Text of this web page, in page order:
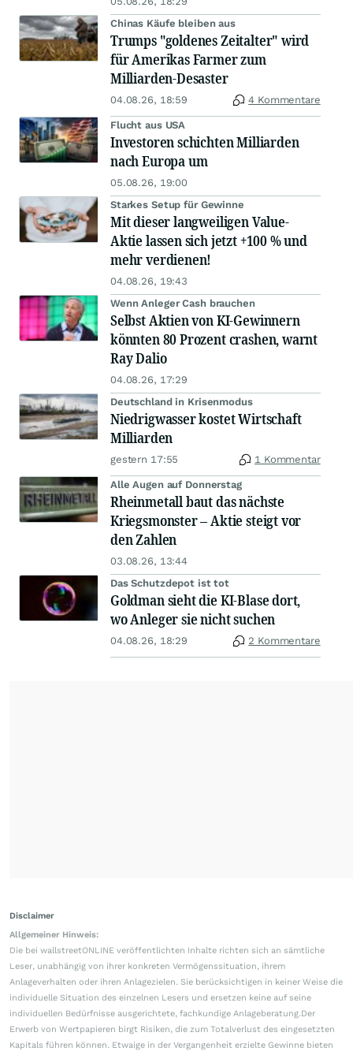
Chinas Käufe bleiben aus
Trumps "goldenes Zeitalter" wird
für Amerikas Farmer zum
Milliarden-Desaster
04.08.26, 18:59 4 Kommentare
Flucht aus USA
Investoren schichten Milliarden
nach Europa um
05.08.26, 19:00
Starkes Setup für Gewinne
Mit dieser langweiligen Value-
Aktie lassen sich jetzt +100 % und
mehr verdienen!
04.08.26, 19:43
Wenn Anleger Cash brauchen
Selbst Aktien von KI-Gewinnern
könnten 80 Prozent crashen, warnt
Ray Dalio
04.08.26, 17:29
Deutschland in Krisenmodus
Niedrigwasser kostet Wirtschaft
Milliarden
gestern 17:55 1 Kommentar
Alle Augen auf Donnerstag
Rheinmetall baut das nächste
Kriegsmonster – Aktie steigt vor
den Zahlen
03.08.26, 13:44
Das Schutzdepot ist tot
Goldman sieht die KI-Blase dort,
wo Anleger sie nicht suchen
04.08.26, 18:29 2 Kommentare
Disclaimer
Allgemeiner Hinweis:
Die bei wallstreetONLINE veröffentlichten Inhalte richten sich an sämtliche
Leser, unabhängig von ihrer konkreten Vermögenssituation, ihrem
Anlageverhalten oder ihren Anlagezielen. Sie berücksichtigen in keiner Weise die
individuelle Situation des einzelnen Lesers und ersetzen keine auf seine
individuellen Bedürfnisse ausgerichtete, fachkundige Anlageberatung.Der
Erwerb von Wertpapieren birgt Risiken, die zum Totalverlust des eingesetzten
Kapitals führen können. Etwaige in der Vergangenheit erzielte Gewinne bieten